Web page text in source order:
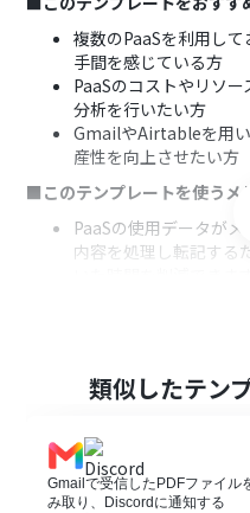
複数のPaaSを利用し
手間を感じている方
PaaSのコストやリソ
分析を行いたい方
GmailやAirtableを用
産性を向上させたい方
■このテンプレートを使うメ
PaaSの使用データが
内容を処理し転記する
はじめに、Airtableと
ルを受信したら」とい
続いて、オペレーショ
画像やPDFを読み取る
類似したテン
Gmailで受信したPDFファイル
み取り、Discordに通知する